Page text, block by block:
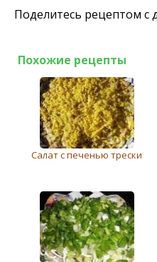
Поделитесь рецептом с
Похожие рецепты
Салат с печенью трески